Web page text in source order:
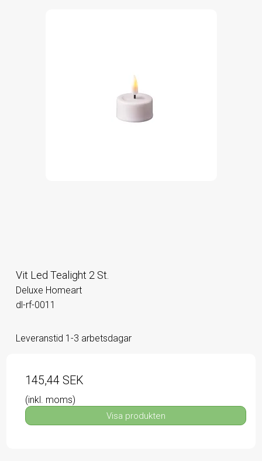
Vit Led Tealight 2 St.
Deluxe Homeart
dl-rf-0011
Leveranstid 1-3 arbetsdagar
145,44 SEK
(inkl. moms)
Visa produkten